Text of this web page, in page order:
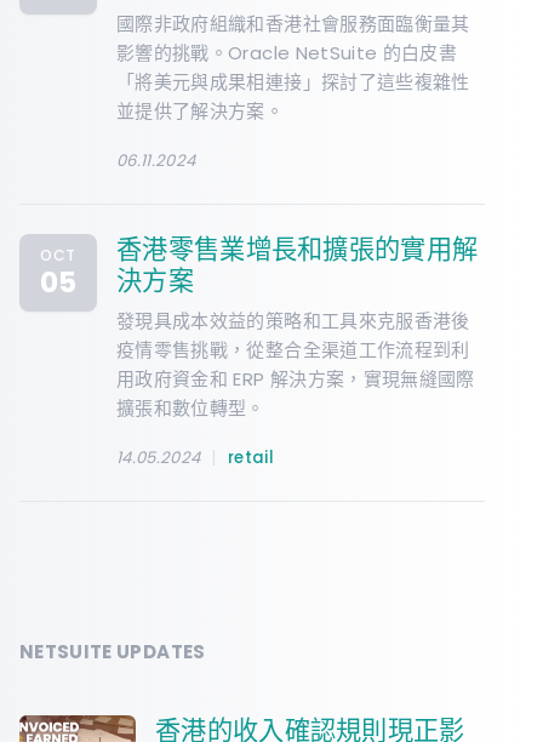
國際非政府組織和香港社會服務面臨衡量其
影響的挑戰。Oracle NetSuite 的白皮書
「將美元與成果相連接」探討了這些複雜性
並提供了解決方案。
06.11.2024
OCT
05
香港零售業增長和擴張的實用解
決方案
發現具成本效益的策略和工具來克服香港後
疫情零售挑戰，從整合全渠道工作流程到利
用政府資金和 ERP 解決方案，實現無縫國際
擴張和數位轉型。
14.05.2024| retail
NETSUITE UPDATES
香港的收入確認規則現正影